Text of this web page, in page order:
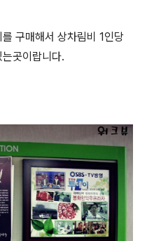
구매해서 상차림비 1인당
곳이랍니다.